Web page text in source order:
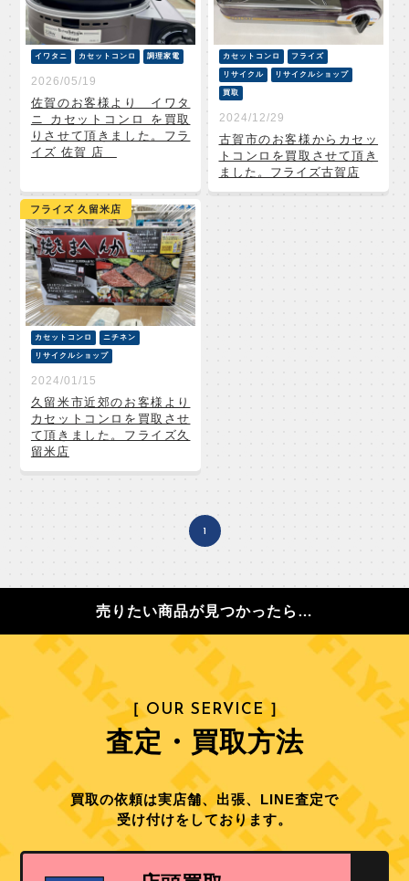
イワタニ カセットコンロ 調理家電
2026/05/19
佐賀のお客様より イワタ
ニ カセットコンロ を買取
りさせて頂きました。フラ
イズ 佐賀 店
カセットコンロ フライズ
リサイクル リサイクルショップ
買取
2024/12/29
古賀市のお客様からカセッ
トコンロを買取させて頂き
ました。フライズ古賀店
フライズ 久留米店
カセットコンロ ニチネン
リサイクルショップ
2024/01/15
久留米市近郊のお客様より
カセットコンロを買取させ
て頂きました。フライズ久
留米店
1
売りたい商品が見つかったら…
［ OUR SERVICE ］
査定・買取方法
買取の依頼は実店舗、出張、LINE査定で
受け付けをしております。